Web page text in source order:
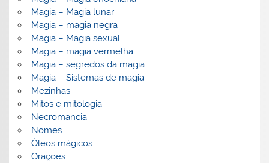
Magia – Magia lunar
Magia – magia negra
Magia – Magia sexual
Magia – magia vermelha
Magia – segredos da magia
Magia – Sistemas de magia
Mezinhas
Mitos e mitologia
Necromancia
Nomes
Óleos mágicos
Orações